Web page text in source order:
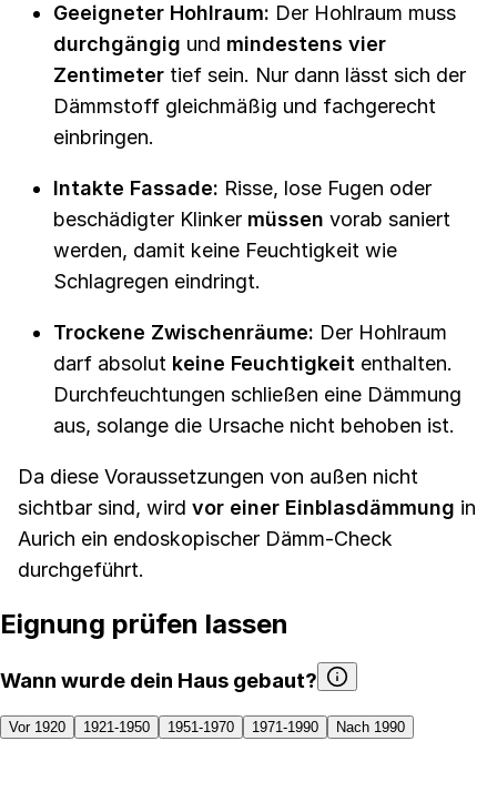
Geeigneter Hohlraum: Der Hohlraum muss
durchgängig und mindestens vier
Zentimeter tief sein. Nur dann lässt sich der
Dämmstoff gleichmäßig und fachgerecht
einbringen.
Intakte Fassade: Risse, lose Fugen oder
beschädigter Klinker müssen vorab saniert
werden, damit keine Feuchtigkeit wie
Schlagregen eindringt.
Trockene Zwischenräume: Der Hohlraum
darf absolut keine Feuchtigkeit enthalten.
Durchfeuchtungen schließen eine Dämmung
aus, solange die Ursache nicht behoben ist.
Da diese Voraussetzungen von außen nicht
sichtbar sind, wird vor einer Einblasdämmung in
Aurich ein endoskopischer Dämm-Check
durchgeführt.
Eignung prüfen lassen
Wann wurde dein Haus gebaut?
Vor 1920 1921-1950 1951-1970 1971-1990 Nach 1990